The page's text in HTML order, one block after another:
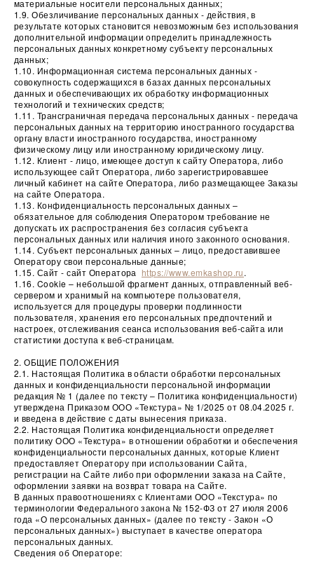
материальные носители персональных данных;
1.9. Обезличивание персональных данных - действия, в
результате которых становится невозможным без использования
дополнительной информации определить принадлежность
персональных данных конкретному субъекту персональных
данных;
1.10. Информационная система персональных данных -
совокупность содержащихся в базах данных персональных
данных и обеспечивающих их обработку информационных
технологий и технических средств;
1.11. Трансграничная передача персональных данных - передача
персональных данных на территорию иностранного государства
органу власти иностранного государства, иностранному
физическому лицу или иностранному юридическому лицу.
1.12. Клиент - лицо, имеющее доступ к сайту Оператора, либо
использующее сайт Оператора, либо зарегистрировавшее
личный кабинет на сайте Оператора, либо размещающее Заказы
на сайте Оператора.
1.13. Конфиденциальность персональных данных –
обязательное для соблюдения Оператором требование не
допускать их распространения без согласия субъекта
персональных данных или наличия иного законного основания.
1.14. Субъект персональных данных – лицо, предоставившее
Оператору свои персональные данные;
1.15. Сайт - сайт Оператора https://www.emkashop.ru.
1.16. Cookie – небольшой фрагмент данных, отправленный веб-
сервером и хранимый на компьютере пользователя,
используется для процедуры проверки подлинности
пользователя, хранения его персональных предпочтений и
настроек, отслеживания сеанса использования веб-сайта или
статистики доступа к веб-страницам.
2. ОБЩИЕ ПОЛОЖЕНИЯ
2.1. Настоящая Политика в области обработки персональных
данных и конфиденциальности персональной информации
редакция № 1 (далее по тексту – Политика конфиденциальности)
утверждена Приказом ООО «Текстура» № 1/2025 от 08.04.2025 г.
и введена в действие с даты вынесения приказа.
2.2. Настоящая Политика конфиденциальности определяет
политику ООО «Текстура» в отношении обработки и обеспечения
конфиденциальности персональных данных, которые Клиент
предоставляет Оператору при использовании Сайта,
регистрации на Сайте либо при оформлении заказа на Сайте,
оформлении заявки на возврат товара на Сайте.
В данных правоотношениях с Клиентами ООО «Текстура» по
терминологии Федерального закона № 152-ФЗ от 27 июля 2006
года «О персональных данных» (далее по тексту - Закон «О
персональных данных») выступает в качестве оператора
персональных данных.
Сведения об Операторе: